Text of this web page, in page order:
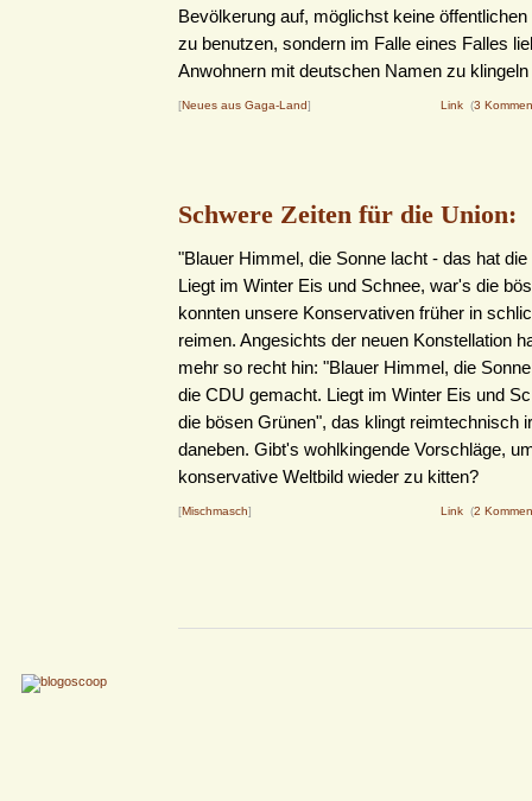
Bevölkerung auf, möglichst keine öffentlichen
zu benutzen, sondern im Falle eines Falles
Anwohnern mit deutschen Namen zu klingeln
[Neues aus Gaga-Land] Link (3
Schwere Zeiten für die Union:
"Blauer Himmel, die Sonne lacht - das hat
Liegt im Winter Eis und Schnee, war's die
konnten unsere Konservativen früher in
reimen. Angesichts der neuen Konstellation
mehr so recht hin: "Blauer Himmel, die
die CDU gemacht. Liegt im Winter Eis und
die bösen Grünen", das klingt reimtechnisch
daneben. Gibt's wohlkingende Vorschläge,
konservative Weltbild wieder zu kitten?
[Mischmasch] Link (2